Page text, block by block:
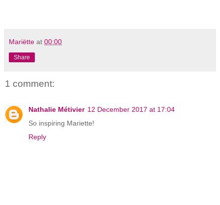
Mariëtte at 00:00
Share
1 comment:
Nathalie Métivier 12 December 2017 at 17:04
So inspiring Mariette!
Reply